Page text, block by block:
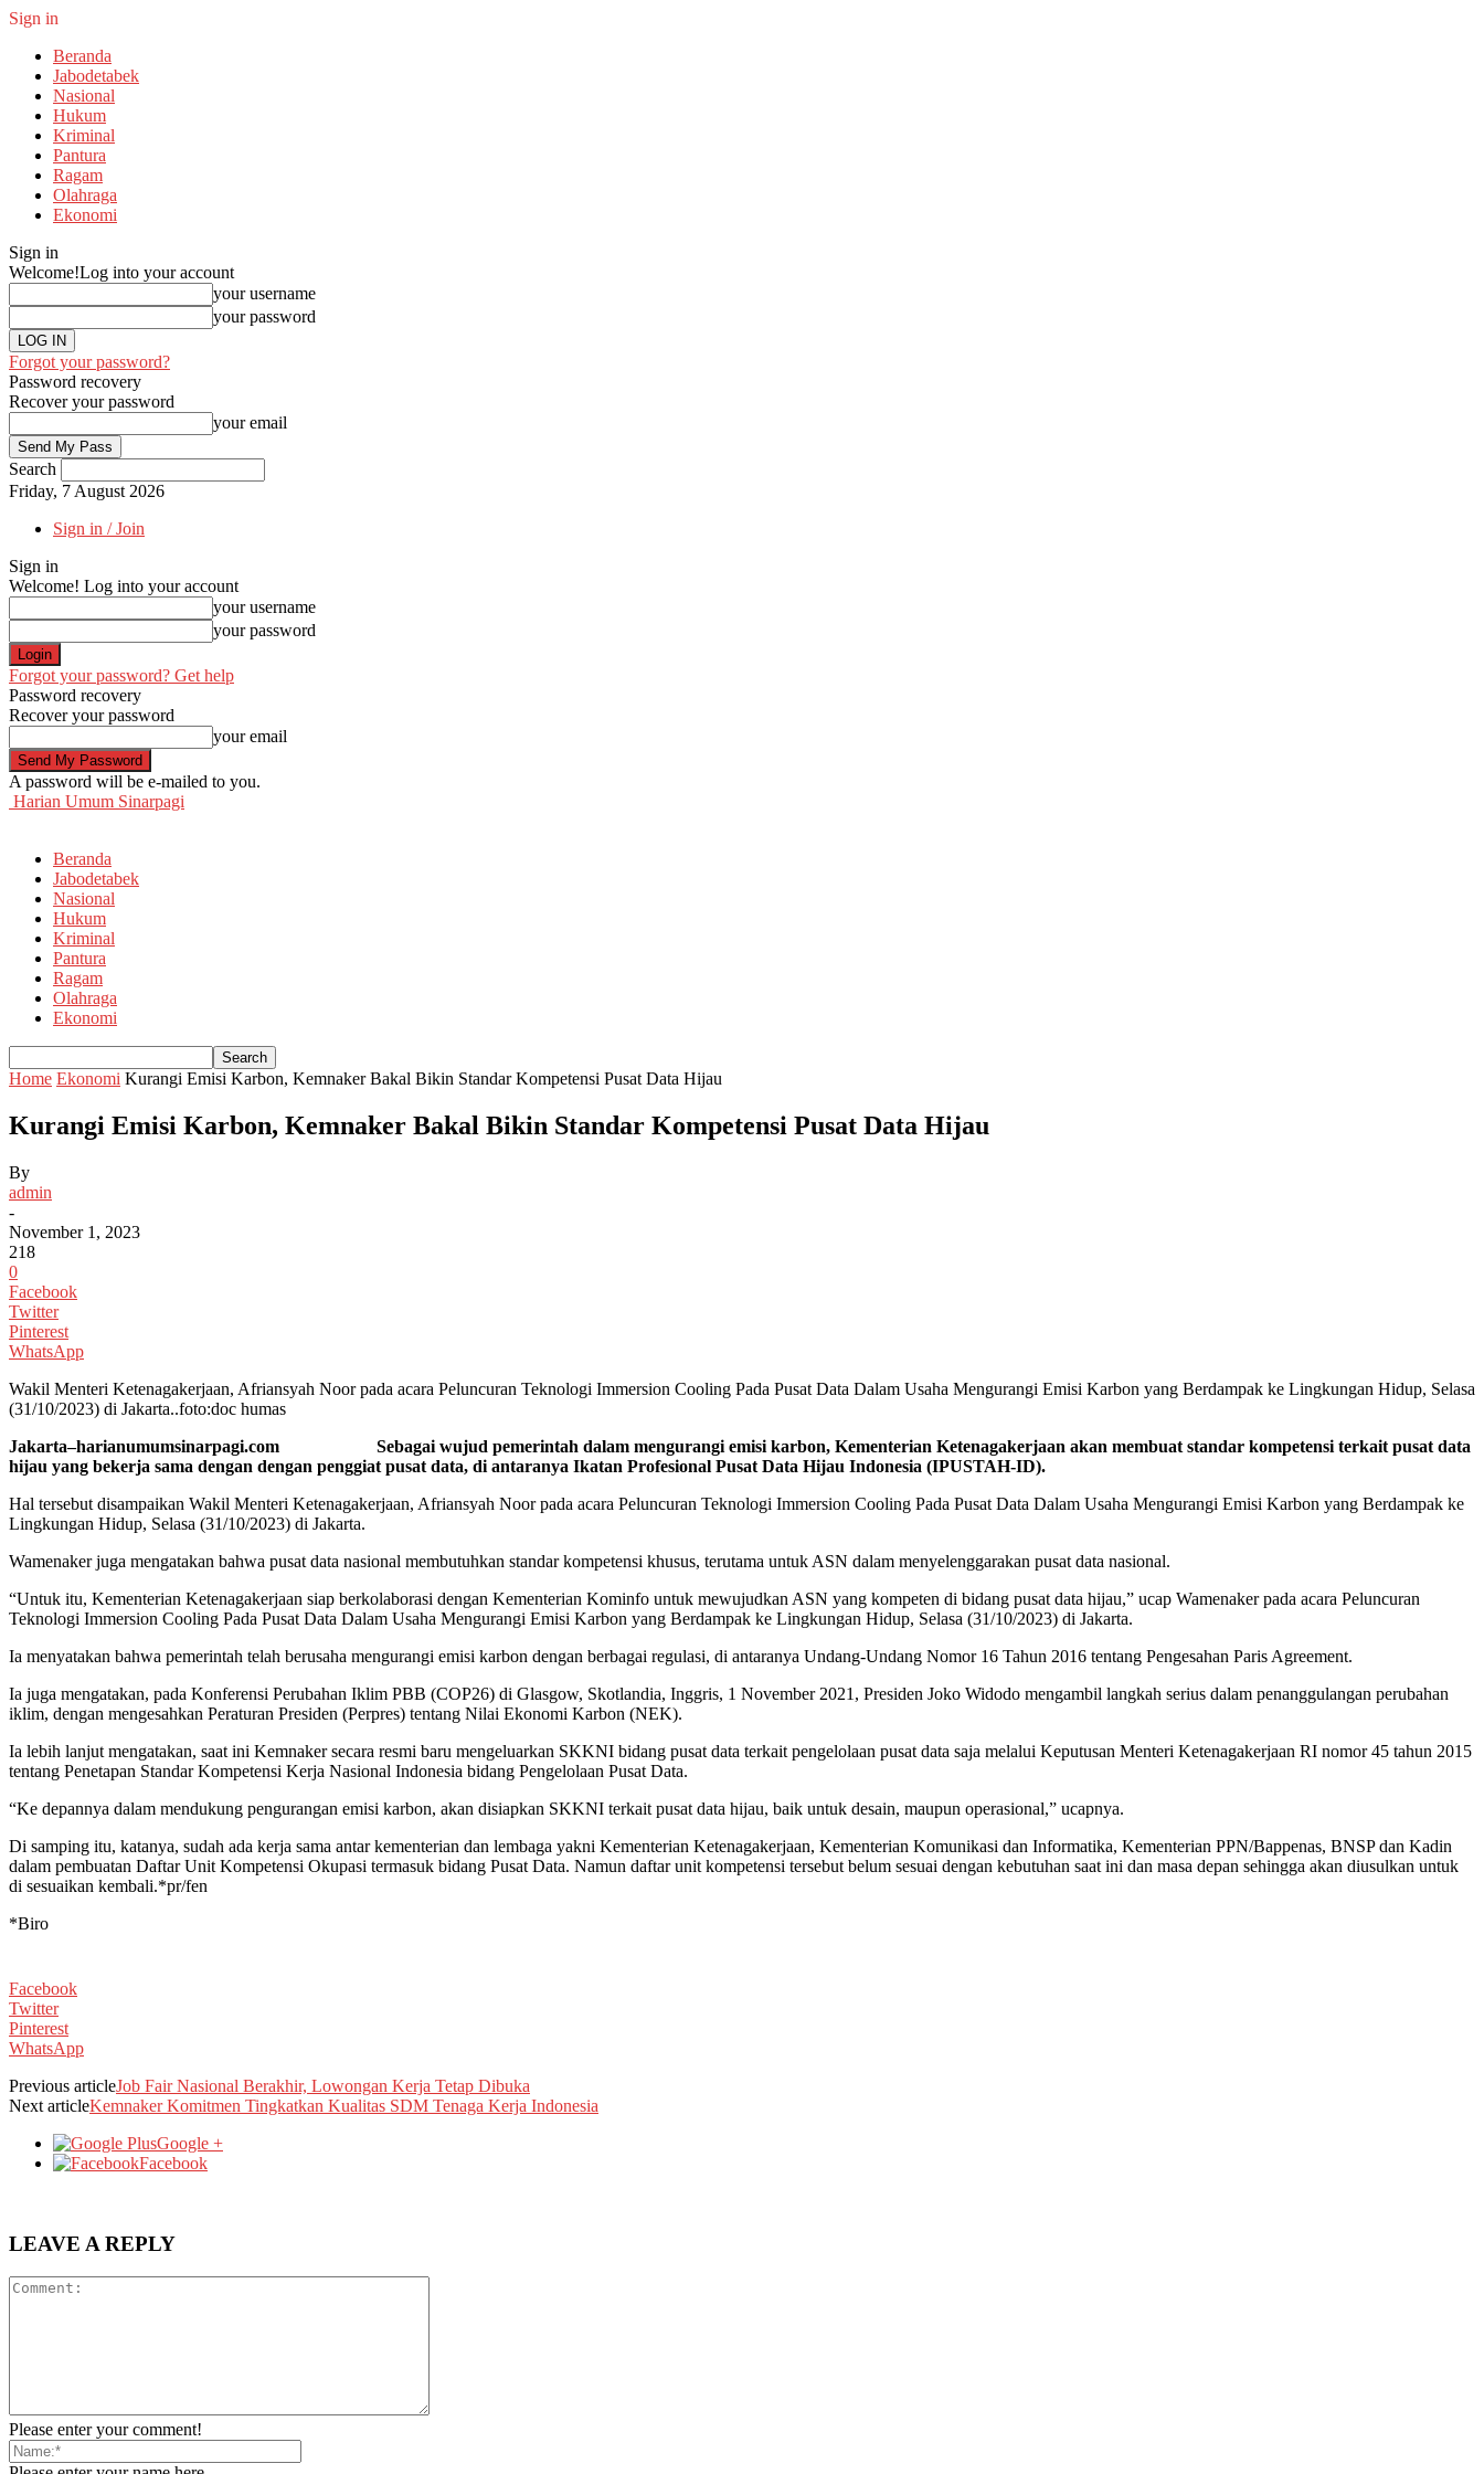
Sign in
Beranda
Jabodetabek
Nasional
Hukum
Kriminal
Pantura
Ragam
Olahraga
Ekonomi
Sign in
Welcome!Log into your account
your username
your password
Forgot your password?
Password recovery
Recover your password
your email
Search
Friday, 7 August 2026
Sign in / Join
Sign in
Welcome! Log into your account
your username
your password
Forgot your password? Get help
Password recovery
Recover your password
your email
A password will be e-mailed to you.
Harian Umum Sinarpagi
Beranda
Jabodetabek
Nasional
Hukum
Kriminal
Pantura
Ragam
Olahraga
Ekonomi
Home Ekonomi Kurangi Emisi Karbon, Kemnaker Bakal Bikin Standar Kompetensi Pusat Data Hijau
Kurangi Emisi Karbon, Kemnaker Bakal Bikin Standar Kompetensi Pusat Data Hijau
By
admin
-
November 1, 2023
218
0
Facebook
Twitter
Pinterest
WhatsApp
Wakil Menteri Ketenagakerjaan, Afriansyah Noor pada acara Peluncuran Teknologi Immersion Cooling Pada Pusat Data Dalam Usaha Mengurangi Emisi Karbon yang Berdampak ke Lingkungan Hidup, Selasa
(31/10/2023) di Jakarta..foto:doc humas
Jakarta–harianumumsinarpagi.com Sebagai wujud pemerintah dalam mengurangi emisi karbon, Kementerian Ketenagakerjaan akan membuat standar kompetensi terkait pusat data
hijau yang bekerja sama dengan dengan penggiat pusat data, di antaranya Ikatan Profesional Pusat Data Hijau Indonesia (IPUSTAH-ID).
Hal tersebut disampaikan Wakil Menteri Ketenagakerjaan, Afriansyah Noor pada acara Peluncuran Teknologi Immersion Cooling Pada Pusat Data Dalam Usaha Mengurangi Emisi Karbon yang Berdampak ke
Lingkungan Hidup, Selasa (31/10/2023) di Jakarta.
Wamenaker juga mengatakan bahwa pusat data nasional membutuhkan standar kompetensi khusus, terutama untuk ASN dalam menyelenggarakan pusat data nasional.
“Untuk itu, Kementerian Ketenagakerjaan siap berkolaborasi dengan Kementerian Kominfo untuk mewujudkan ASN yang kompeten di bidang pusat data hijau,” ucap Wamenaker pada acara Peluncuran
Teknologi Immersion Cooling Pada Pusat Data Dalam Usaha Mengurangi Emisi Karbon yang Berdampak ke Lingkungan Hidup, Selasa (31/10/2023) di Jakarta.
Ia menyatakan bahwa pemerintah telah berusaha mengurangi emisi karbon dengan berbagai regulasi, di antaranya Undang-Undang Nomor 16 Tahun 2016 tentang Pengesahan Paris Agreement.
Ia juga mengatakan, pada Konferensi Perubahan Iklim PBB (COP26) di Glasgow, Skotlandia, Inggris, 1 November 2021, Presiden Joko Widodo mengambil langkah serius dalam penanggulangan perubahan
iklim, dengan mengesahkan Peraturan Presiden (Perpres) tentang Nilai Ekonomi Karbon (NEK).
Ia lebih lanjut mengatakan, saat ini Kemnaker secara resmi baru mengeluarkan SKKNI bidang pusat data terkait pengelolaan pusat data saja melalui Keputusan Menteri Ketenagakerjaan RI nomor 45 tahun 2015
tentang Penetapan Standar Kompetensi Kerja Nasional Indonesia bidang Pengelolaan Pusat Data.
“Ke depannya dalam mendukung pengurangan emisi karbon, akan disiapkan SKKNI terkait pusat data hijau, baik untuk desain, maupun operasional,” ucapnya.
Di samping itu, katanya, sudah ada kerja sama antar kementerian dan lembaga yakni Kementerian Ketenagakerjaan, Kementerian Komunikasi dan Informatika, Kementerian PPN/Bappenas, BNSP dan Kadin
dalam pembuatan Daftar Unit Kompetensi Okupasi termasuk bidang Pusat Data. Namun daftar unit kompetensi tersebut belum sesuai dengan kebutuhan saat ini dan masa depan sehingga akan diusulkan untuk
di sesuaikan kembali.*pr/fen
*Biro
Facebook
Twitter
Pinterest
WhatsApp
Previous articleJob Fair Nasional Berakhir, Lowongan Kerja Tetap Dibuka
Next articleKemnaker Komitmen Tingkatkan Kualitas SDM Tenaga Kerja Indonesia
Google +
Facebook
LEAVE A REPLY
Please enter your comment!